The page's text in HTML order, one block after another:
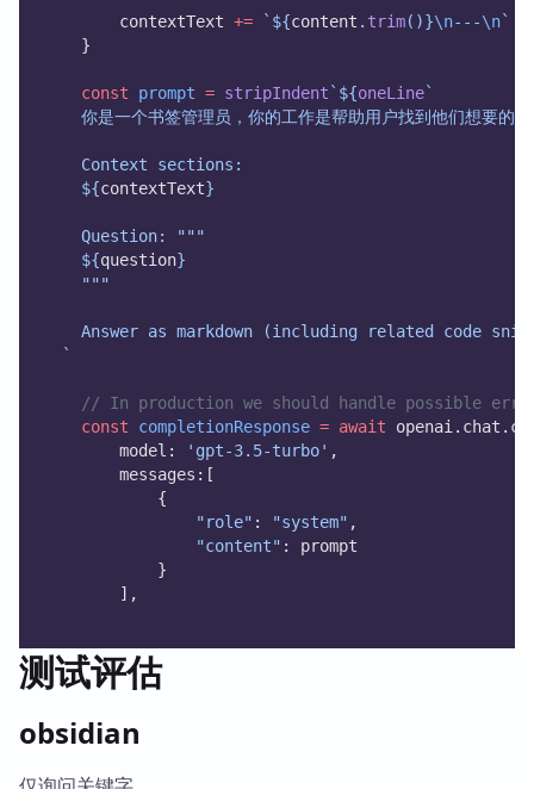
        contextText
+= `${content . trim()}\n---\n`
    }
const prompt = stripIndent `${oneLine`
你是一个书签管理员，你的工作是帮助用户找到他们想要的
    Context sections:
    ${
contextText}
    Question: """
    ${
question}
    """
Answer as markdown (including related code
  `
// In production we should handle possible
const
completionResponse = await
        model:
'gpt-3.5-turbo' ,
        messages:[
            {
"role" : "system" ,
"content" : prompt
            }
        ],
测试评估
obsidian